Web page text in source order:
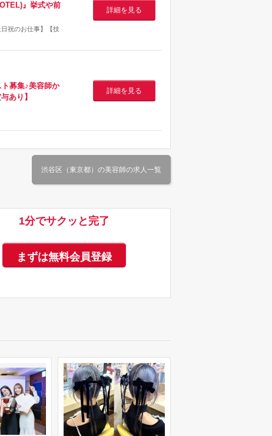
』挙式や前
祝のお仕事】【技
詳細を見る
募集♪美容師か
あり】
詳細を見る
渋谷区（東京都）の美容師の求人一覧
1分でサクッと完了
まずは無料会員登録